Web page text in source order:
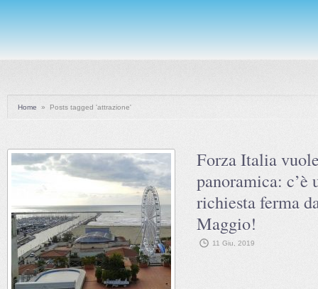
Home » Posts tagged 'attrazione'
Forza Italia
panoramica: c’è
richiesta ferma
Maggio!
11 Giu, 2019